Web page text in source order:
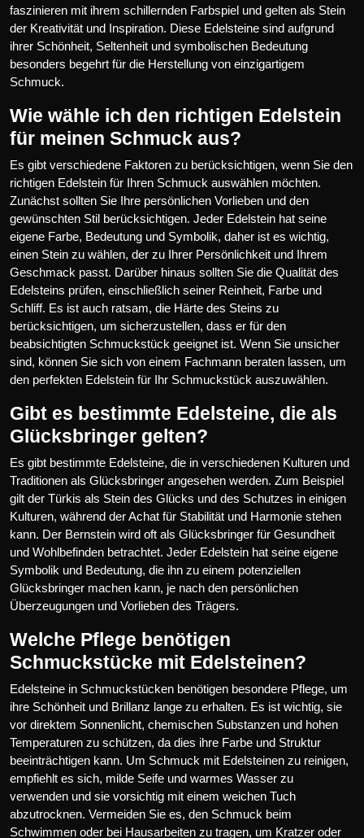
faszinieren mit ihrem schillernden Farbspiel und gelten als Stein
der Kreativität und Inspiration. Diese Edelsteine sind aufgrund
ihrer Schönheit, Seltenheit und symbolischen Bedeutung
besonders begehrt für die Herstellung von einzigartigem
Schmuck.
Wie wähle ich den richtigen Edelstein
für meinen Schmuck aus?
Es gibt verschiedene Faktoren zu berücksichtigen, wenn Sie den
richtigen Edelstein für Ihren Schmuck auswählen möchten.
Zunächst sollten Sie Ihre persönlichen Vorlieben und den
gewünschten Stil berücksichtigen. Jeder Edelstein hat seine
eigene Farbe, Bedeutung und Symbolik, daher ist es wichtig,
einen Stein zu wählen, der zu Ihrer Persönlichkeit und Ihrem
Geschmack passt. Darüber hinaus sollten Sie die Qualität des
Edelsteins prüfen, einschließlich seiner Reinheit, Farbe und
Schliff. Es ist auch ratsam, die Härte des Steins zu
berücksichtigen, um sicherzustellen, dass er für den
beabsichtigten Schmuckstück geeignet ist. Wenn Sie unsicher
sind, können Sie sich von einem Fachmann beraten lassen, um
den perfekten Edelstein für Ihr Schmuckstück auszuwählen.
Gibt es bestimmte Edelsteine, die als
Glücksbringer gelten?
Es gibt bestimmte Edelsteine, die in verschiedenen Kulturen und
Traditionen als Glücksbringer angesehen werden. Zum Beispiel
gilt der Türkis als Stein des Glücks und des Schutzes in einigen
Kulturen, während der Achat für Stabilität und Harmonie stehen
kann. Der Bernstein wird oft als Glücksbringer für Gesundheit
und Wohlbefinden betrachtet. Jeder Edelstein hat seine eigene
Symbolik und Bedeutung, die ihn zu einem potenziellen
Glücksbringer machen kann, je nach den persönlichen
Überzeugungen und Vorlieben des Trägers.
Welche Pflege benötigen
Schmuckstücke mit Edelsteinen?
Edelsteine in Schmuckstücken benötigen besondere Pflege, um
ihre Schönheit und Brillanz lange zu erhalten. Es ist wichtig, sie
vor direktem Sonnenlicht, chemischen Substanzen und hohen
Temperaturen zu schützen, da dies ihre Farbe und Struktur
beeinträchtigen kann. Um Schmuck mit Edelsteinen zu reinigen,
empfiehlt es sich, milde Seife und warmes Wasser zu
verwenden und sie vorsichtig mit einem weichen Tuch
abzutrocknen. Vermeiden Sie es, den Schmuck beim
Schwimmen oder bei Hausarbeiten zu tragen, um Kratzer oder